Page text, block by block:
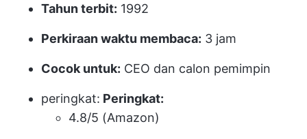
Tahun terbit: 1992
Perkiraan waktu membaca: 3 jam
Cocok untuk: CEO dan calon pemimpin
peringkat: Peringkat:
4.8/5 (Amazon)